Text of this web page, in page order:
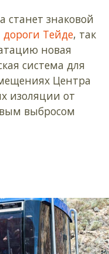
станет знаковой
Тейде, так
новая
система для
Центра
изоляции от
выбросом